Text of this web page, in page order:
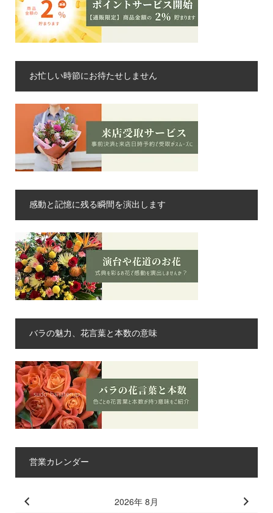
お忙しい時節にお待たせしません
感動と記憶に残る瞬間を演出します
バラの魅力、花言葉と本数の意味
営業カレンダー
2026年 8月